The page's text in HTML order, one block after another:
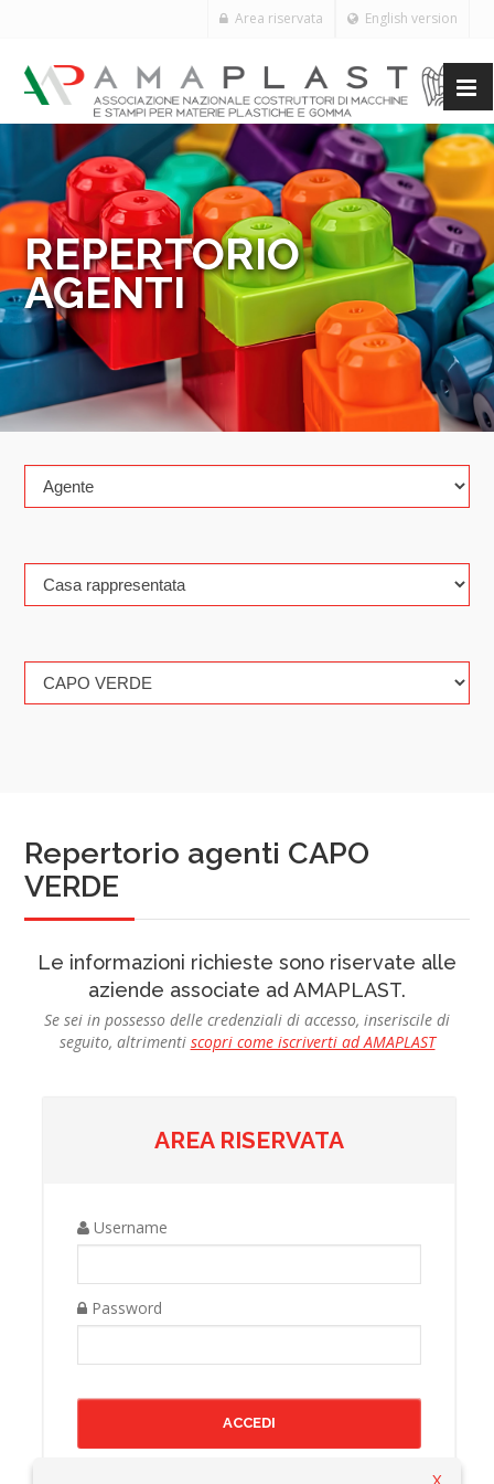
English version
Area riservata
REPERTORIO
AGENTI
Repertorio agenti CAPO
VERDE
Le informazioni richieste sono riservate alle
aziende associate ad AMAPLAST.
Se sei in possesso delle credenziali di accesso, inseriscile di
seguito, altrimenti scopri come iscriverti ad AMAPLAST
AREA RISERVATA
Username
Password
X